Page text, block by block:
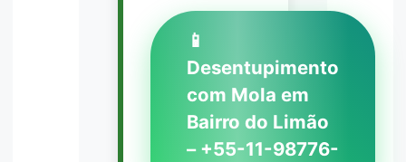
📱
Desentupimento
com Mola em
Bairro do Limão
– +55-11-98776-